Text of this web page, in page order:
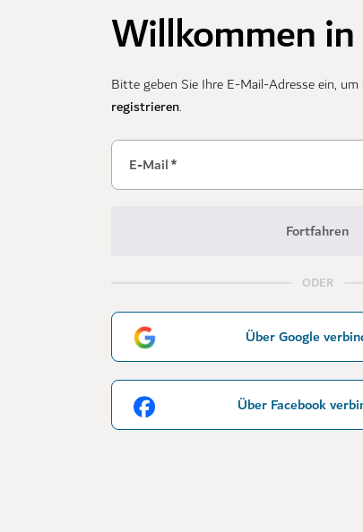
Willkommen
Bitte geben Sie Ihre E-Mail-Adresse ein, um
registrieren.
E-Mail*
Fortfahren
ODER
Über Google
Über Facebook